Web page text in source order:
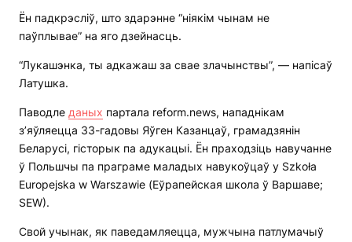
Ён падкрэсліў, што здарэнне “ніякім чынам не
паўплывае” на яго дзейнасць.
“Лукашэнка, ты адкажаш за свае злачынствы”, — напісаў
Латушка.
Паводле даных партала reform.news, нападнікам
з’яўляецца 33-гадовы Яўген Казанцаў, грамадзянін
Беларусі, гісторык па адукацыі. Ён праходзіць навучанне
ў Польшчы па праграме маладых навукоўцаў у Szkoła
Europejska w Warszawie (Еўрапейская школа ў Варшаве;
SEW).
Свой учынак, як паведамляецца, мужчына патлумачыў